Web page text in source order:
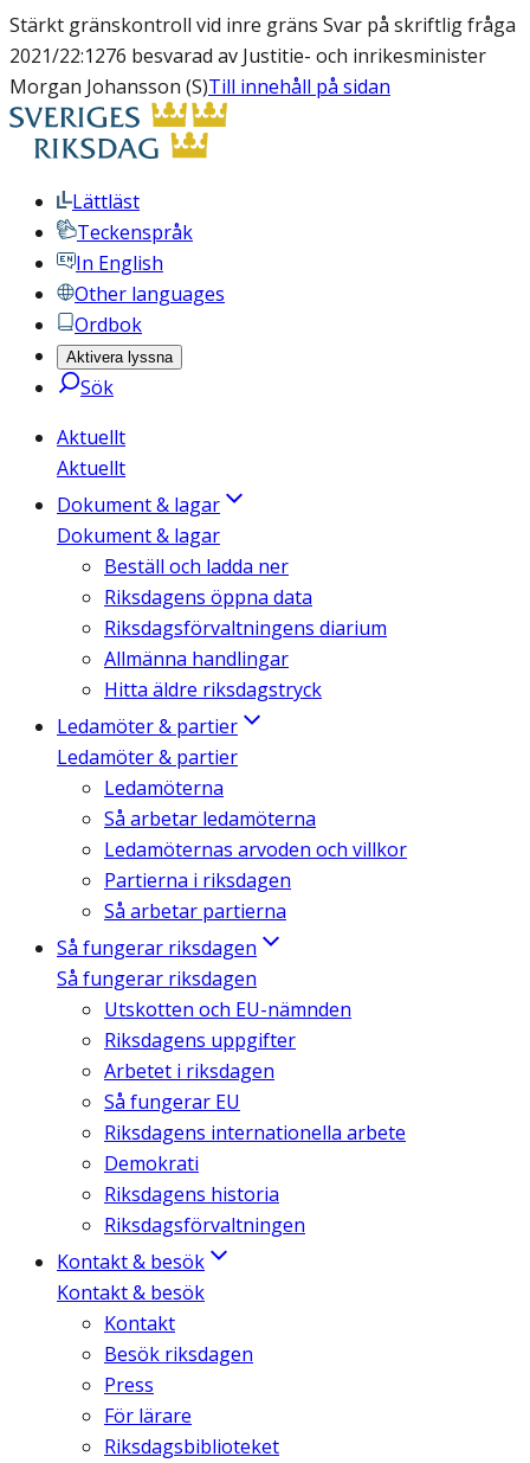
Stärkt gränskontroll vid inre gräns Svar på skriftlig fråga
2021/22:1276 besvarad av Justitie- och inrikesminister
Morgan Johansson (S)Till innehåll på sidan
Lättläst
Teckenspråk
In English
Other languages
Ordbok
Aktivera lyssna
Sök
Aktuellt
Aktuellt
Dokument & lagar
Dokument & lagar
Beställ och ladda ner
Riksdagens öppna data
Riksdagsförvaltningens diarium
Allmänna handlingar
Hitta äldre riksdagstryck
Ledamöter & partier
Ledamöter & partier
Ledamöterna
Så arbetar ledamöterna
Ledamöternas arvoden och villkor
Partierna i riksdagen
Så arbetar partierna
Så fungerar riksdagen
Så fungerar riksdagen
Utskotten och EU-nämnden
Riksdagens uppgifter
Arbetet i riksdagen
Så fungerar EU
Riksdagens internationella arbete
Demokrati
Riksdagens historia
Riksdagsförvaltningen
Kontakt & besök
Kontakt & besök
Kontakt
Besök riksdagen
Press
För lärare
Riksdagsbiblioteket